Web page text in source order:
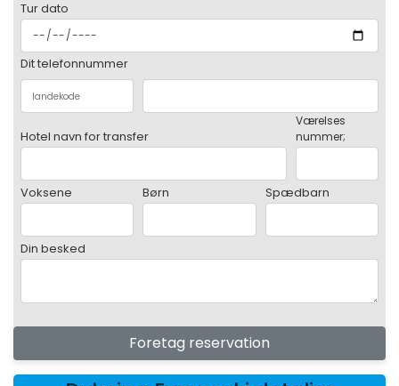
Tur dato
Dit telefonnummer
Hotel navn for transfer
Værelses
nummer;
Voksene Børn Spædbarn
Din besked
Foretag reservation